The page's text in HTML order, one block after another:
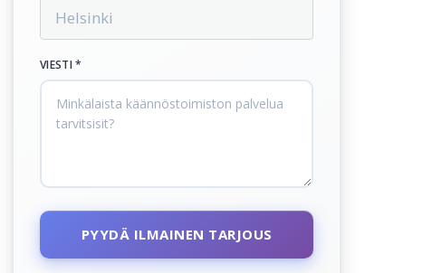
VIESTI *
PYYDÄ ILMAINEN TARJOUS